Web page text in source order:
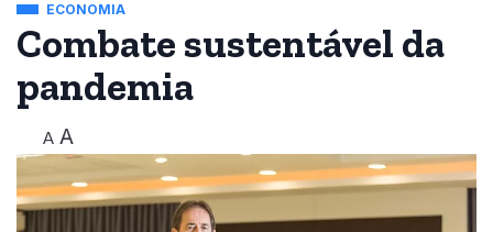
ECONOMIA
Combate sustentável da
pandemia
A A